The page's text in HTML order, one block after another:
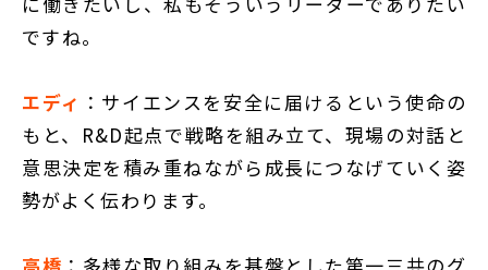
ですね。
エディ ：サイエンスを安全に届けるという使命の
もと、R&D起点で戦略を組み立て、現場の対話と
意思決定を積み重ねながら成長につなげていく姿
勢がよく伝わります。